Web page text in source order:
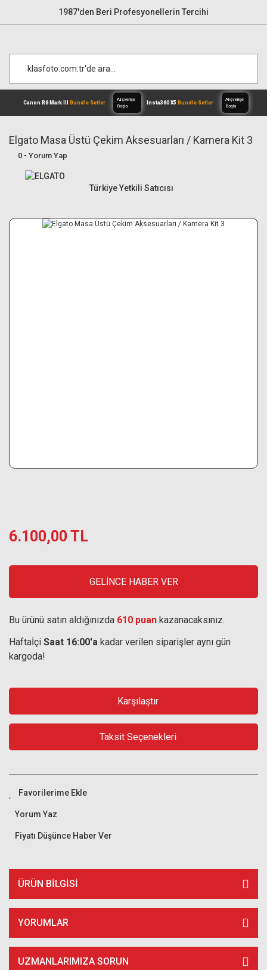
1987'den Beri Profesyonellerin Tercihi
Canon R6 Mark III
Elgato Masa Üstü Çekim Aksesuarları / Kamera Kit 3
0 - Yorum Yap
Türkiye Yetkili Satıcısı
6.100,00 TL
GELİNCE HABER VER
Bu ürünü satın aldığınızda 610 puan kazanacaksınız.
Haftaİçi Saat 16:00'a kadar verilen siparişler aynı gün
kargoda!
Karşılaştır
Taksit Seçenekleri
Yorum Yaz
Fiyatı Düşünce Haber Ver
ÜRÜN BILGISI
YORUMLAR
UZMANLARIMIZA SORUN